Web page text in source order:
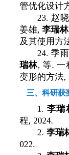
管优化设计
23. 赵
姜雄, 李瑞林
及其使用方
24.季
瑞林,等.一
变形的方法,
三、科研获
1.李瑞
程, 2024.
2. 李瑞
022.